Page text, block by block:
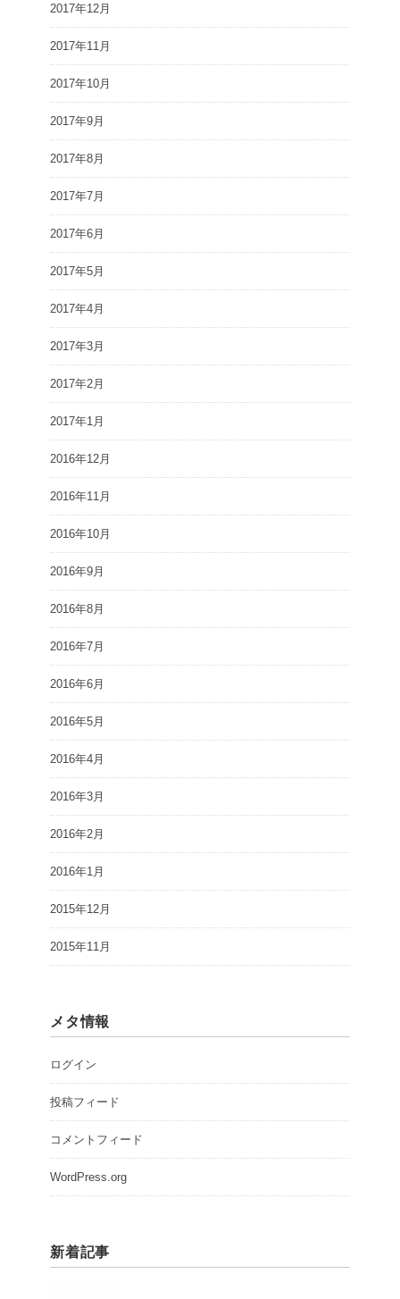
2017年12月
2017年11月
2017年10月
2017年9月
2017年8月
2017年7月
2017年6月
2017年5月
2017年4月
2017年3月
2017年2月
2017年1月
2016年12月
2016年11月
2016年10月
2016年9月
2016年8月
2016年7月
2016年6月
2016年5月
2016年4月
2016年3月
2016年2月
2016年1月
2015年12月
2015年11月
メタ情報
ログイン
投稿フィード
コメントフィード
WordPress.org
新着記事